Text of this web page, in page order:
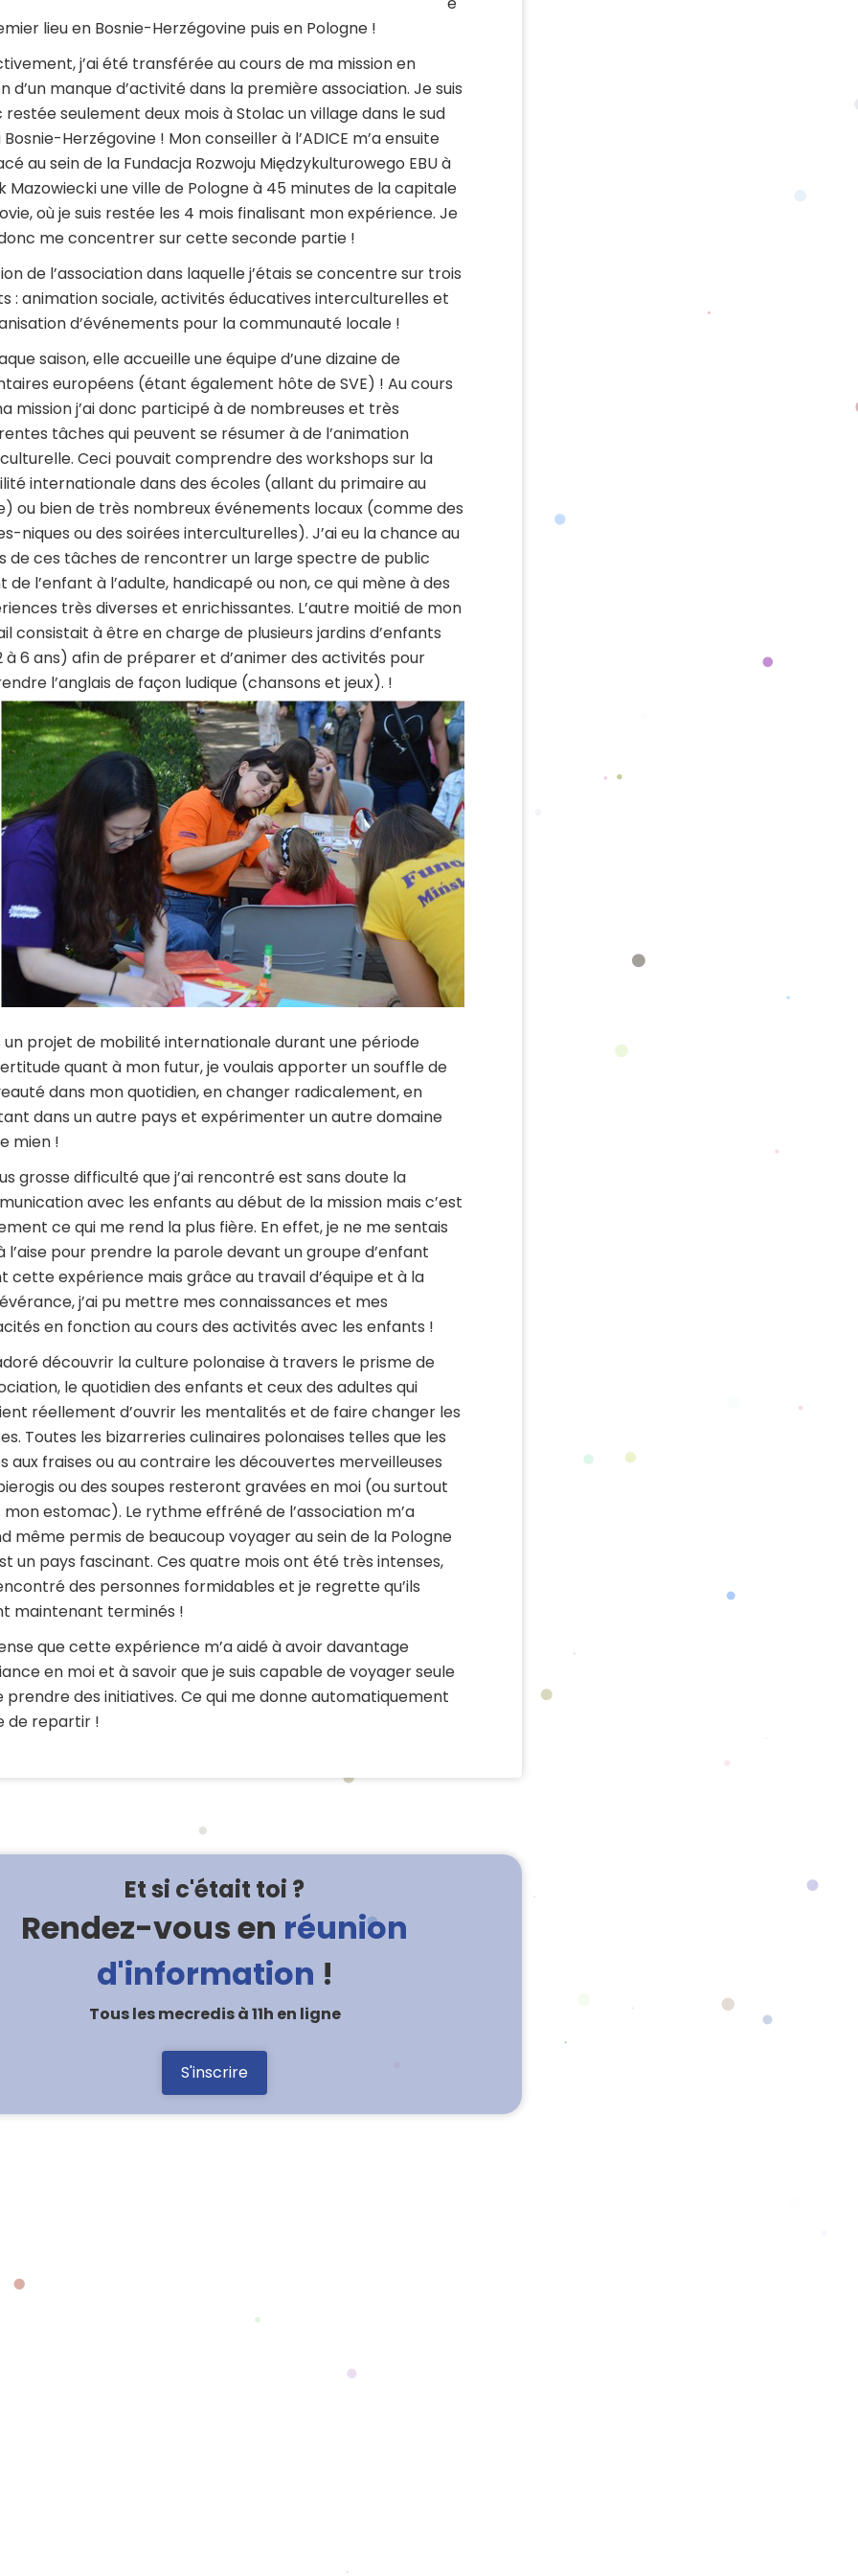
lieu en Bosnie-Herzégovine puis en Pologne !
j’ai été transférée au cours de ma mission en
d’un manque d’activité dans la première association. Je suis
restée seulement deux mois à Stolac un village dans le sud
Herzégovine ! Mon conseiller à l’ADICE m’a ensuite
au sein de la Fundacja Rozwoju Międzykulturowego EBU à
Mazowiecki une ville de Pologne à 45 minutes de la capitale
où je suis restée les 4 mois finalisant mon expérience. Je
me concentrer sur cette seconde partie !
de l’association dans laquelle j’étais se concentre sur trois
: animation sociale, activités éducatives interculturelles et
d’événements pour la communauté locale !
saison, elle accueille une équipe d’une dizaine de
européens (étant également hôte de SVE) ! Au cours
mission j’ai donc participé à de nombreuses et très
tâches qui peuvent se résumer à de l’animation
Ceci pouvait comprendre des workshops sur la
internationale dans des écoles (allant du primaire au
ou bien de très nombreux événements locaux (comme des
niques ou des soirées interculturelles). J’ai eu la chance au
de ces tâches de rencontrer un large spectre de public
de l’enfant à l’adulte, handicapé ou non, ce qui mène à des
très diverses et enrichissantes. L’autre moitié de mon
consistait à être en charge de plusieurs jardins d’enfants
à 6 ans) afin de préparer et d’animer des activités pour
l’anglais de façon ludique (chansons et jeux). !
un projet de mobilité internationale durant une période
quant à mon futur, je voulais apporter un souffle de
dans mon quotidien, en changer radicalement, en
dans un autre pays et expérimenter un autre domaine
mien !
grosse difficulté que j’ai rencontré est sans doute la
avec les enfants au début de la mission mais c’est
ce qui me rend la plus fière. En effet, je ne me sentais
l’aise pour prendre la parole devant un groupe d’enfant
cette expérience mais grâce au travail d’équipe et à la
j’ai pu mettre mes connaissances et mes
en fonction au cours des activités avec les enfants !
découvrir la culture polonaise à travers le prisme de
le quotidien des enfants et ceux des adultes qui
réellement d’ouvrir les mentalités et de faire changer les
Toutes les bizarreries culinaires polonaises telles que les
aux fraises ou au contraire les découvertes merveilleuses
ou des soupes resteront gravées en moi (ou surtout
mon estomac). Le rythme effréné de l’association m’a
même permis de beaucoup voyager au sein de la Pologne
un pays fascinant. Ces quatre mois ont été très intenses,
des personnes formidables et je regrette qu’ils
maintenant terminés !
que cette expérience m’a aidé à avoir davantage
en moi et à savoir que je suis capable de voyager seule
prendre des initiatives. Ce qui me donne automatiquement
de repartir !
Et si c'était toi ?
Rendez-vous en réunion
d'information !
Tous les mecredis à 11h en ligne
S'inscrire